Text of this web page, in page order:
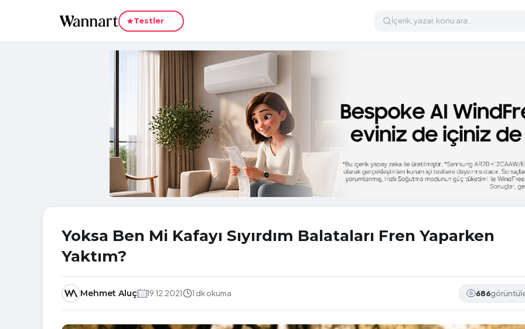
TestlerYeni
Yoksa Ben Mi Kafayı Sıyırdım Balataları Fren Yaparken
Yaktım?
Mehmet Aluç 19.12.2021 1 dk okuma 686